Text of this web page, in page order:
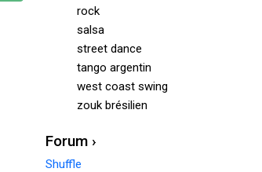
rock
salsa
street dance
tango argentin
west coast swing
zouk brésilien
Forum ›
Shuffle